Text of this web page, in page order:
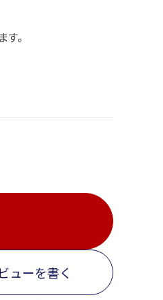
。
ューを書く